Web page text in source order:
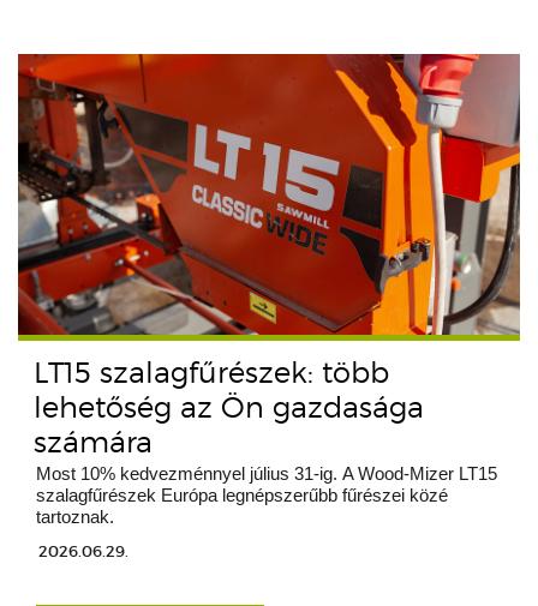
LT15 szalagfűrészek: több
lehetőség az Ön gazdasága
számára
Most 10% kedvezménnyel július 31-ig. A Wood-Mizer LT15
szalagfűrészek Európa legnépszerűbb fűrészei közé
tartoznak.
2026.06.29.